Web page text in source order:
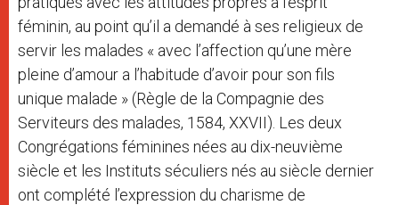
féminin, au point qu’il a demandé à ses religieux de
servir les malades « avec l’affection qu’une mère
pleine d’amour a l’habitude d’avoir pour son fils
unique malade » (Règle de la Compagnie des
Serviteurs des malades, 1584, XXVII). Les deux
Congrégations féminines nées au dix-neuvième
siècle et les Instituts séculiers nés au siècle dernier
ont complété l’expression du charisme de